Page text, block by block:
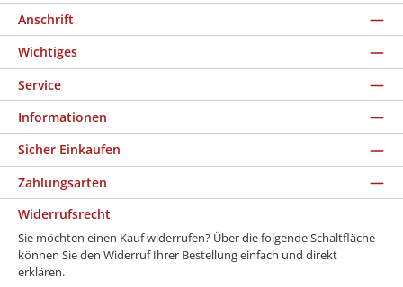
Anschrift
Wichtiges
Service
Informationen
Sicher Einkaufen
Zahlungsarten
Widerrufsrecht
Sie möchten einen Kauf widerrufen? Über die folgende Schaltfläche
können Sie den Widerruf Ihrer Bestellung einfach und direkt
erklären.